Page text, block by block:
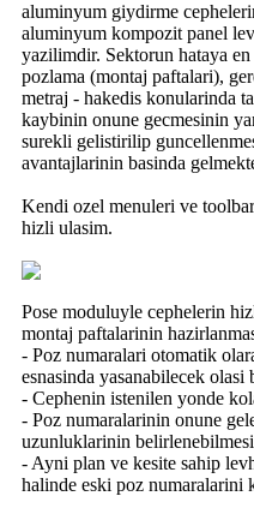
aluminyum giydirme
aluminyum kompozit panel
yazilimdir. Sektorun hataya
pozlama (montaj paftalari),
metraj - hakedis konularinda
kaybinin onune gecmesinin
surekli gelistirilip
avantajlarinin basinda
Kendi ozel menuleri ve
hizli ulasim.
Pose moduluyle cephelerin
montaj paftalarinin
- Poz numaralari otomatik
esnasinda yasanabilecek
- Cephenin istenilen yonde
- Poz numaralarinin onune
uzunluklarinin
- Ayni plan ve kesite sahip
halinde eski poz numaralarini